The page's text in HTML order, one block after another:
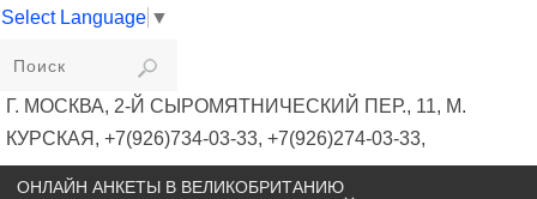
Select Language ▼
VIKIVISA
Г. МОСКВА, 2-Й СЫРОМЯТНИЧЕСКИЙ ПЕР., 11, М.
КУРСКАЯ, +7(926)734-03-33, +7(926)274-03-33,
VISA@VIKIVISA.RU
ОНЛАЙН АНКЕТЫ В ВЕЛИКОБРИТАНИЮ